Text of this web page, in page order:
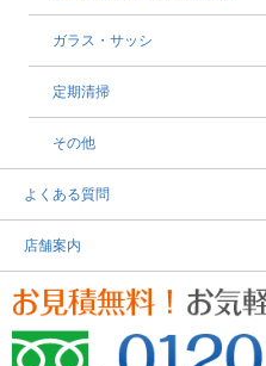
ガラス・サッシ
定期清掃
その他
よくある質問
店舗案内